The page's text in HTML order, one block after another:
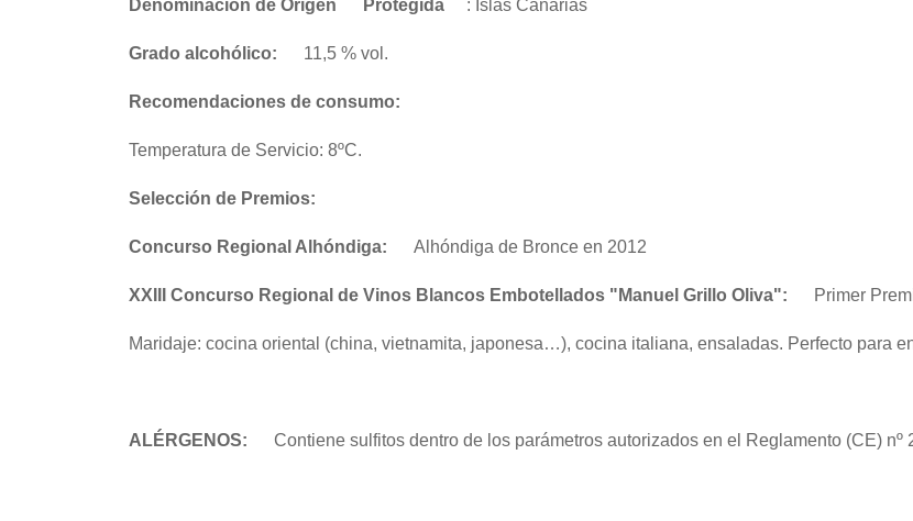
Denominación de Origen Protegida : Islas Canarias
Grado alcohólico: 11,5 % vol.
Recomendaciones de consumo:
Temperatura de Servicio: 8ºC.
Selección de Premios:
Concurso Regional Alhóndiga: Alhóndiga de Bronce en 2012
XXIII Concurso Regional de Vinos Blancos Embotellados "Manuel Grillo Oliva": Primer
Maridaje: cocina oriental (china, vietnamita, japonesa…), cocina italiana, ensaladas. Perfecto para
ALÉRGENOS: Contiene sulfitos dentro de los parámetros autorizados en el Reglamento (CE)